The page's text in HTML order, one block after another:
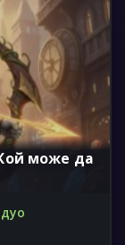
може да